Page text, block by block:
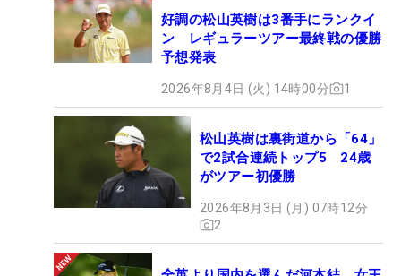
好調の松山英樹は3番手にランクイ
ン レギュラーツアー最終戦の優勝
予想発表
2026年8月4日 (火) 14時00分 1
松山英樹は裏街道から「64」
で2試合連続トップ5 24歳
がツアー初優勝
2026年8月3日 (月) 07時12分
2